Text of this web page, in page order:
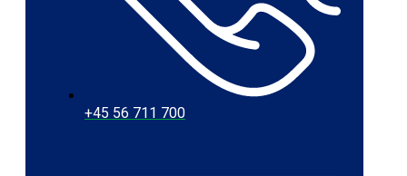
+45 56 711 700